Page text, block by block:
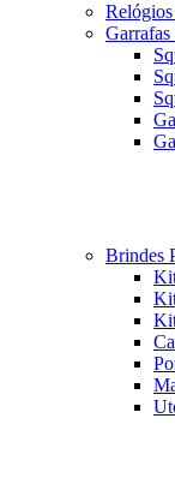
Garrafas
Brindes